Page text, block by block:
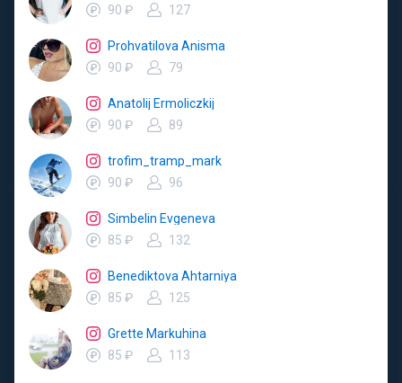
90 ₽
127
Prohvatilova Anisma
90 ₽
79
Anatolij Ermoliczkij
90 ₽
89
trofim_tramp_mark
90 ₽
96
Simbelin Evgeneva
85 ₽
132
Benediktova Ahtarniya
85 ₽
125
Grette Markuhina
85 ₽
113